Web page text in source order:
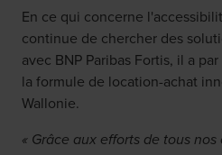
En ce qui concerne
continue de chercher des
avec BNP Paribas Fortis, il a
la formule de location-achat
Wallonie.
« Grâce aux efforts de tous